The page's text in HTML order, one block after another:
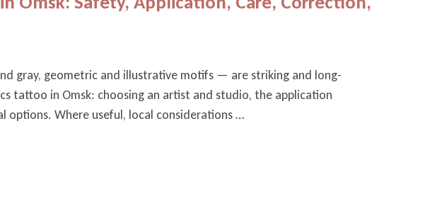
gray, geometric and illustrative motifs — are striking and long-
tattoo in Omsk: choosing an artist and studio, the application
options. Where useful, local considerations …